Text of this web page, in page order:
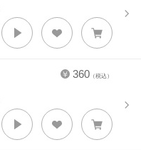
360 （税込）